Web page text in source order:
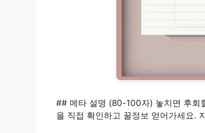
## 메타 설명 (80-100자) 놓치면 후회
을 직접 확인하고 꿀정보 얻어가세요.